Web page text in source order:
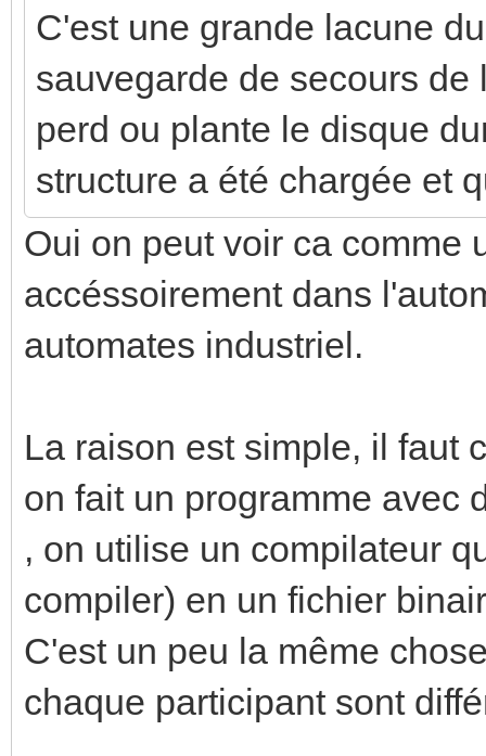
C'est une grande lacune
sauvegarde de secours
perd ou plante le disque
structure a été chargée et
Oui on peut voir ca comme
accéssoirement dans
automates industriel.
La raison est simple, il faut
on fait un programme avec
, on utilise un compilateur
compiler) en un fichier
C'est un peu la même
chaque participant sont